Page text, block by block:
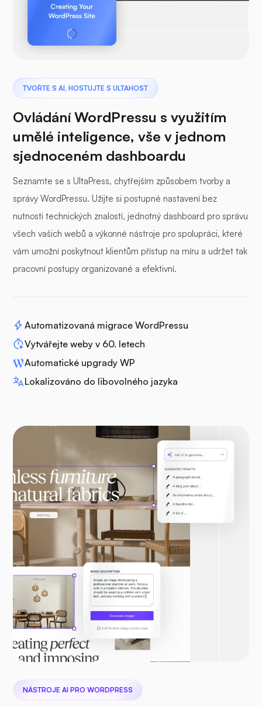
TVOŘTE S AI, HOSTUJTE S ULTAHOST
Ovládání WordPressu s využitím
umělé inteligence, vše v jednom
sjednoceném dashboardu
Seznamte se s UltaPress, chytřejším způsobem tvorby a
správy WordPressu. Užijte si postupné nastavení bez
nutnosti technických znalostí, jednotný dashboard pro správu
všech vašich webů a výkonné nástroje pro spolupráci, které
vám umožní poskytnout klientům přístup na míru a udržet tak
pracovní postupy organizované a efektivní.
Automatizovaná migrace WordPressu
Vytvářejte weby v 60. letech
Automatické upgrady WP
Lokalizováno do libovolného jazyka
NÁSTROJE AI PRO WORDPRESS